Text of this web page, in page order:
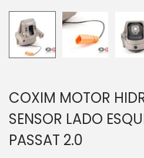
COXIM MOTOR
SENSOR LADO
PASSAT 2.0